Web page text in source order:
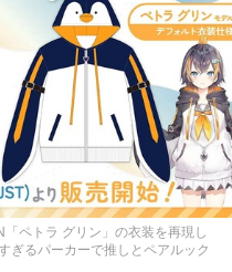
ペトラ グリン」の衣装を再現し
ぎるパーカーで推しとペアルック